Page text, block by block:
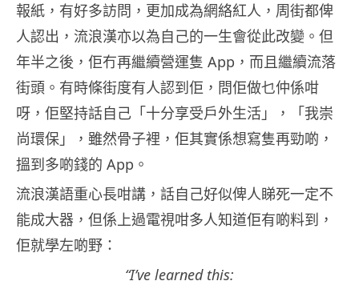
報紙，有好多訪問，更加成為網絡紅人，周街都俾
人認出，流浪漢亦以為自己的一生會從此改變。但
年半之後，佢冇再繼續營運隻 App，而且繼續流落
街頭。有時條街度有人認到佢，問佢做乜仲係咁
呀，佢堅持話自己「十分享受戶外生活」，「我崇
尚環保」，雖然骨子裡，佢其實係想寫隻再勁啲，
搵到多啲錢的 App。
流浪漢語重心長咁講，話自己好似俾人睇死一定不
能成大器，但係上過電視咁多人知道佢有啲料到，
佢就學左啲野：
“I’ve learned this: